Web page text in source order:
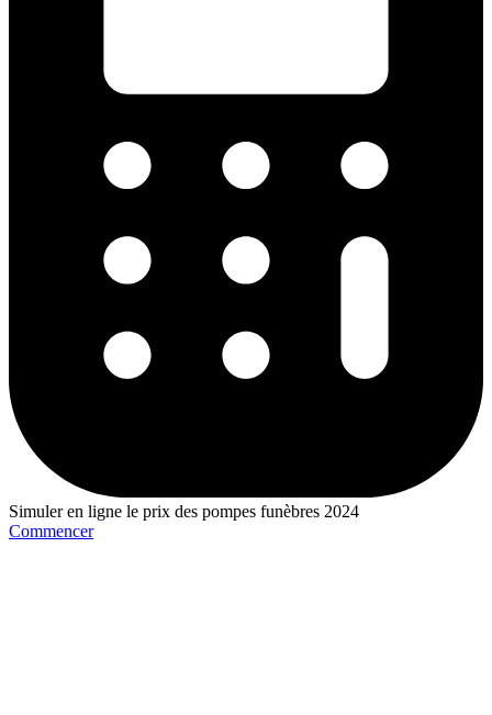
Simuler en ligne le prix des pompes funèbres 2024
Commencer